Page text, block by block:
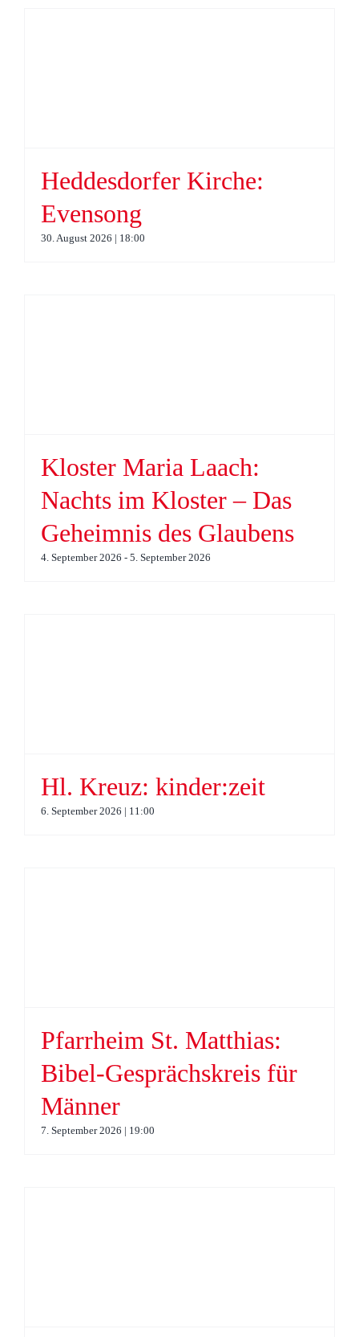
Heddesdorfer Kirche:
Evensong
30. August 2026 | 18:00
Kloster Maria Laach:
Nachts im Kloster – Das
Geheimnis des Glaubens
4. September 2026 - 5. September 2026
Hl. Kreuz: kinder:zeit
6. September 2026 | 11:00
Pfarrheim St. Matthias:
Bibel-Gesprächskreis für
Männer
7. September 2026 | 19:00